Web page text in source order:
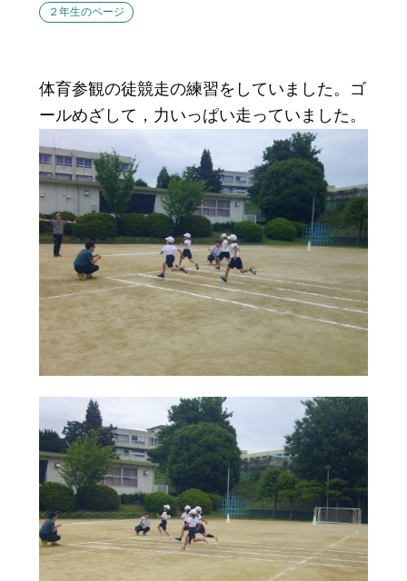
２年生のページ
体育参観の徒競走の練習をしていました。ゴ
ールめざして，力いっぱい走っていました。